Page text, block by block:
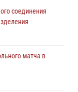
Росгвардии
порядок во
соединения
матча в